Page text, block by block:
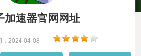
加速器官网网址
：2024-04-08